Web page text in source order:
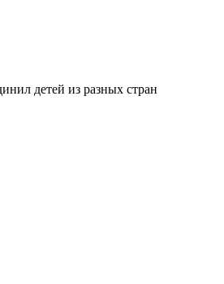
детей из разных стран